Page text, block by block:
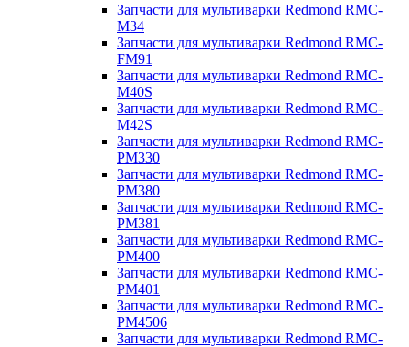
Запчасти для мультиварки Redmond RMC-
M34
Запчасти для мультиварки Redmond RMC-
FM91
Запчасти для мультиварки Redmond RMC-
M40S
Запчасти для мультиварки Redmond RMC-
M42S
Запчасти для мультиварки Redmond RMC-
PM330
Запчасти для мультиварки Redmond RMC-
PM380
Запчасти для мультиварки Redmond RMC-
PM381
Запчасти для мультиварки Redmond RMC-
PM400
Запчасти для мультиварки Redmond RMC-
PM401
Запчасти для мультиварки Redmond RMC-
PM4506
Запчасти для мультиварки Redmond RMC-